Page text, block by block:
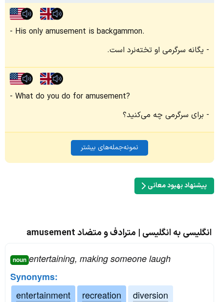
His only amusement is backgammon.
یگانه سرگرمی او تخته‌نرد است.
What do you do for amusement?
برای سرگرمی چه می‌کنید؟
نمونه‌جمله‌های بیشتر
پیشنهاد بهبود معانی
انگلیسی به انگلیسی | مترادف و متضاد amusement
noun entertaining, making someone laugh
Synonyms:
entertainment
recreation
diversion